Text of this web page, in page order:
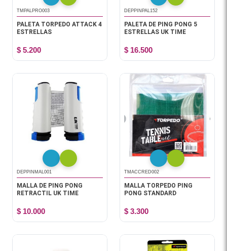
TMPALPRO003
PALETA TORPEDO ATTACK 4
ESTRELLAS
$ 5.200
DEPPINPAL152
PALETA DE PING PONG 5
ESTRELLAS UK TIME
$ 16.500
DEPPINMAL001
MALLA DE PING PONG
RETRACTIL UK TIME
$ 10.000
TMACCRED002
MALLA TORPEDO PING
PONG STANDARD
$ 3.300